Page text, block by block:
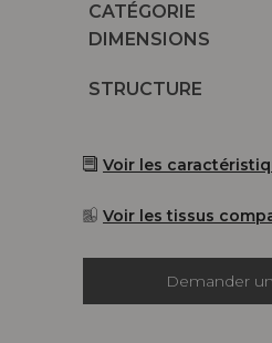
Caractéristiques
CATÉGORIE
Caractéristiques
DIMENSIONS
Caractéristiques
STRUCTURE
Voir les
Voir les tissus
Demander